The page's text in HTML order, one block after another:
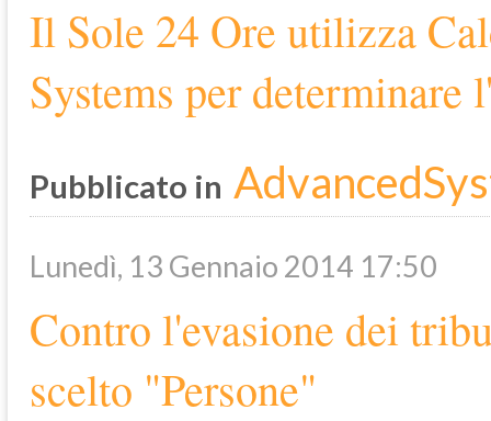
Il Sole 24 Ore utilizza
Systems per determinare
Pubblicato in
Lunedì, 13 Gennaio 2014 17:50
Contro l'evasione dei
scelto "Persone"